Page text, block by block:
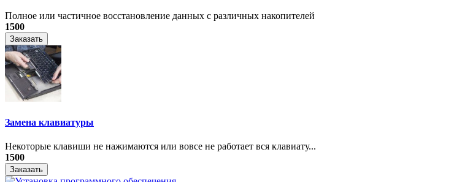
Полное или частичное восстановление данных с различных накопителей
1500
Заказать
Замена клавиатуры
Некоторые клавиши не нажимаются или вовсе не работает вся клавиату...
1500
Заказать